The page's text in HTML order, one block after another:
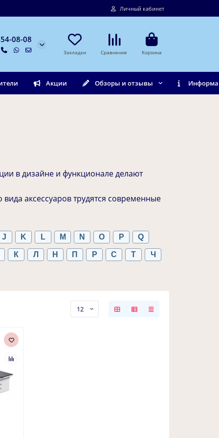
Личный кабинет
08-08
Закладки Сравнение Корзина
Акции Обзоры и отзывы
в дизайне и функционале делают
аксессуаров трудятся современные
J K L M N O P Q
К Л Н П Р С Т Ч